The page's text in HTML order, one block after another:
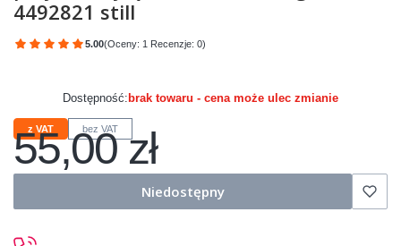
4492821 still
5.00(Oceny: 1 Recenzje: 0)
Przejdź do sekcji Opinie
Dostępność: brak towaru - cena może ulec zmianie
z VAT bez VAT
Cena
55,00 zł
Niedostępny